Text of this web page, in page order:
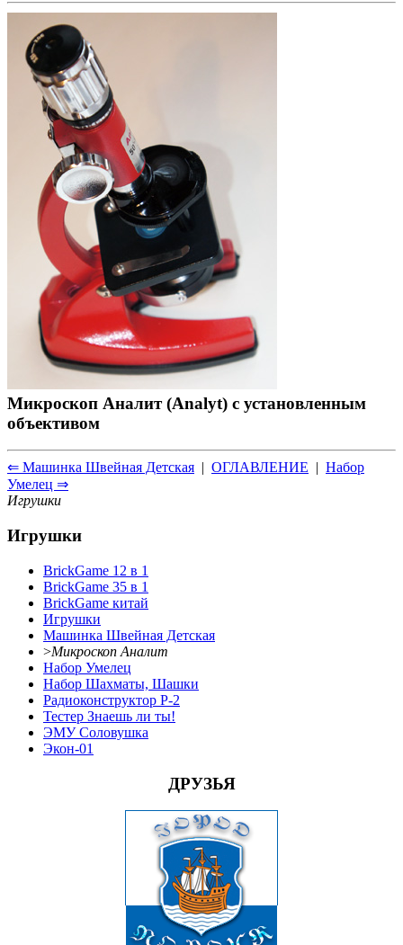
Микроскоп Аналит (Analyt) с установленным
объективом
⇐ Машинка Швейная Детская | ОГЛАВЛЕНИЕ | Набор
Умелец ⇒
Игрушки
Игрушки
BrickGame 12 в 1
BrickGame 35 в 1
BrickGame китай
Игрушки
Машинка Швейная Детская
>Микроскоп Аналит
Набор Умелец
Набор Шахматы, Шашки
Радиоконструктор Р-2
Тестер Знаешь ли ты!
ЭМУ Соловушка
Экон-01
ДРУЗЬЯ